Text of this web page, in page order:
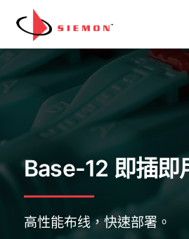
跳至内容
Base-12 即插即
高性能布线，快速部署。